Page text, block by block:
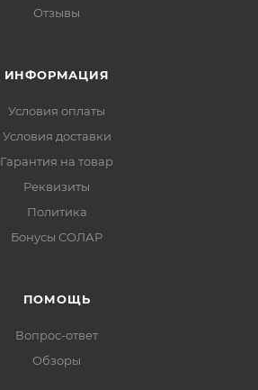
Отзывы
ИНФОРМАЦИЯ
Условия оплаты
Условия доставки
Гарантия на товар
Реквизиты
Политика
Бонусы СОЛАР
ПОМОЩЬ
Вопрос-ответ
Обзоры